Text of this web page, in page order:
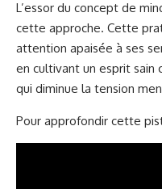
L’essor du concept de
cette approche. Cette
attention apaisée à ses
en cultivant un esprit sain
qui diminue la tension
Pour approfondir cette